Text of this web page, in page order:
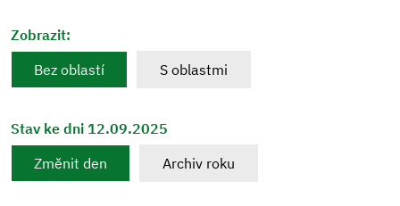
Zobrazit:
Bez oblastí
S oblastmi
Stav ke dni 12.09.2025
Změnit den
Archiv roku